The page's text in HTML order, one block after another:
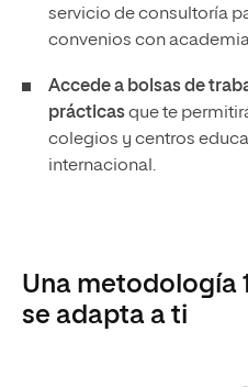
servicio de consultoría
convenios con
Accede a bolsas de
prácticasque te
colegios y centros
internacional.
Una metodología
se adapta a ti